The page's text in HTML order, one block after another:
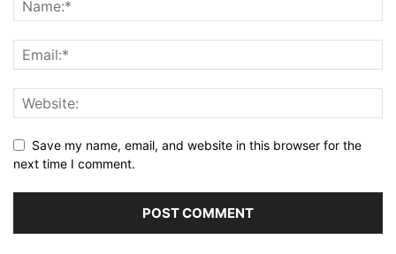
Save my name, email, and website in this browser for the
next time I comment.